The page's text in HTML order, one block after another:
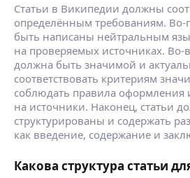
Статьи в Википедии должны
определённым требованиям.
быть написаны нейтральным
на проверяемых источниках.
должна быть значимой и
соответствовать критериям
соблюдать правила оформления
на источники. Наконец, статьи
структурированы и содержать
как введение, содержание и
Какова структура статьи